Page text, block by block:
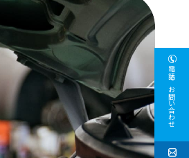
電話でお問い合わせ